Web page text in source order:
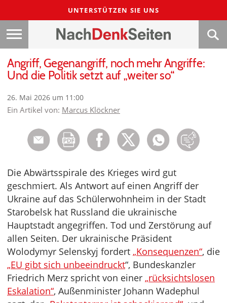
UNTERSTÜTZEN SIE UNS
Angriff, Gegenangriff, noch mehr Angriffe:
Und die Politik setzt auf „weiter so“
26. Mai 2026 um 11:00
Ein Artikel von: Marcus Klöckner
Die Abwärtsspirale des Krieges wird gut
geschmiert. Als Antwort auf einen Angriff der
Ukraine auf das Schülerwohnheim in der Stadt
Starobelsk hat Russland die ukrainische
Hauptstadt angegriffen. Tod und Zerstörung auf
allen Seiten. Der ukrainische Präsident
Wolodymyr Selenskyj fordert „Konsequenzen“, die
„EU gibt sich unbeeindruckt“, Bundeskanzler
Friedrich Merz spricht von einer „rücksichtslosen
Eskalation“, Außenminister Johann Wadephul